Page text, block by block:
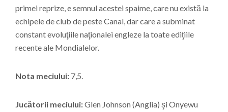
primei reprize, e semnul acestei spaime, care nu există la
echipele de club de peste Canal, dar care a subminat
constant evoluţiile naţionalei engleze la toate ediţiile
recente ale Mondialelor.
Nota meciului: 7,5.
Jucătorii meciului:Glen Johnson (Anglia) şi Onyewu